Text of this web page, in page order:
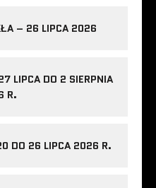
– 26 LIPCA 2026
LIPCA DO 2 SIERPNIA
R.
DO 26 LIPCA 2026 R.